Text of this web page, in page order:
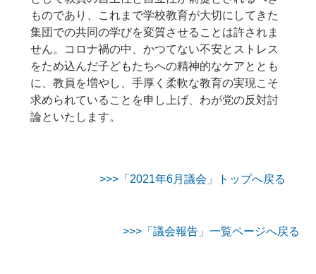
ものであり、これまで学校教育が大切にしてきた
集団での共同の学びを変質させることは許されま
せん。コロナ禍の中、かつてない不安とストレス
をため込んだ子どもたちへの精神的なケアととも
に、教員を増やし、手厚く柔軟な教育の実現こそ
求められていることを申し上げ、わが党の反対討
論といたします。
>>>「2021年6月議会」トップへ戻る
>>>「議会報告」一覧ページへ戻る